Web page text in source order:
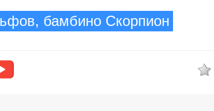
бамбино Скорпион